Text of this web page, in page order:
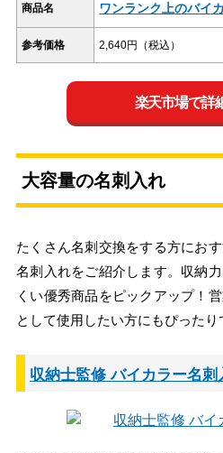
商品名 ワンランク上のバイ
参考価格 2,640円（税込）
楽天市場で詳
大容量の名刺入れ
たくさん名刺交換をする方にお
名刺入れをご紹介します。収納
くい優秀商品をピックアップ！
として使用したい方にもぴったり
収納士監修 バイカラー名刺